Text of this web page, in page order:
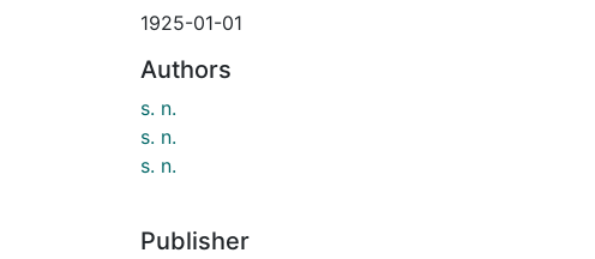
1925-01-01
Authors
s. n.
s. n.
s. n.
Publisher